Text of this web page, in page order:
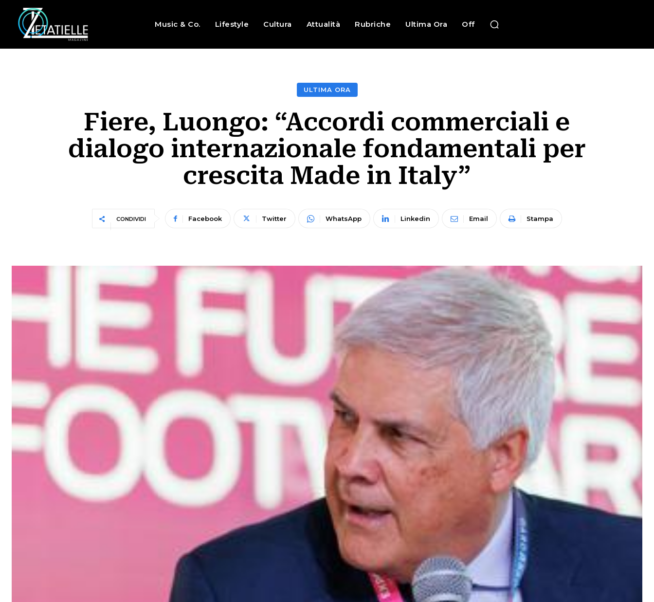
Music & Co. Lifestyle Cultura Attualità Rubriche Ultima Ora Off
ULTIMA ORA
Fiere, Luongo: “Accordi commerciali e
dialogo internazionale fondamentali per
crescita Made in Italy”
CONDIVIDI Facebook Twitter WhatsApp Linkedin Email Stampa